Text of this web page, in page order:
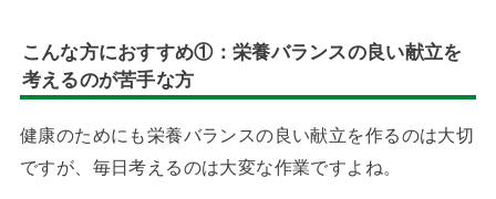
こんな方におすすめ①： 栄養バランスの良い献立を
考えるのが苦手な方
健康のためにも栄養バランスの良い献立を作るのは大切
ですが、毎日考えるのは大変な作業ですよね。